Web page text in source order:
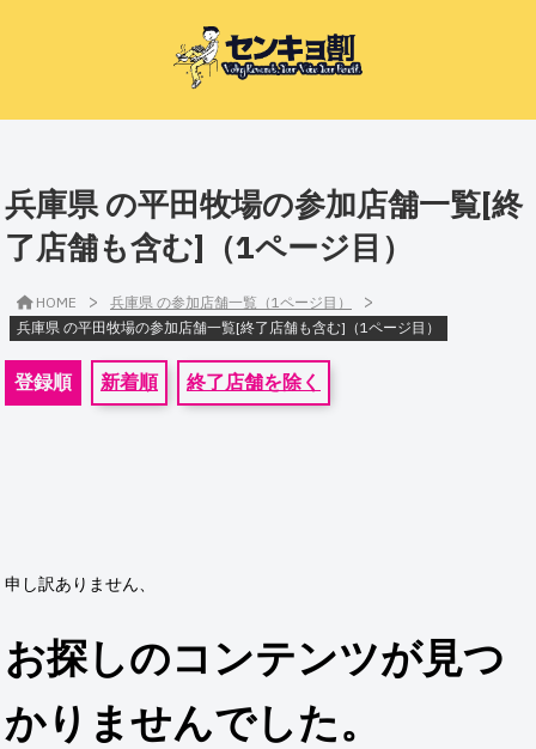
兵庫県 の平田牧場の参加店舗一覧[終
了店舗も含む]（1ページ目）
HOME > 兵庫県 の参加店舗一覧（1ページ目） >
兵庫県 の平田牧場の参加店舗一覧[終了店舗も含む]（1ページ目）
登録順 新着順 終了店舗を除く
申し訳ありません、
お探しのコンテンツが見つ
かりませんでした。